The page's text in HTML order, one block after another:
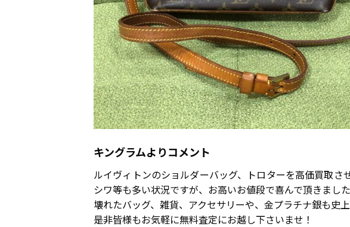
キングラムよりコメント
ルイヴィトンのショルダーバッグ、トロターを高価買取
シワ等も多い状況ですが、お高いお値段で喜んで頂きました
壊れたバッグ、雑貨、アクセサリーや、金プラチナ銀も史
是非皆様もお気軽に無料査定にお越し下さいませ！